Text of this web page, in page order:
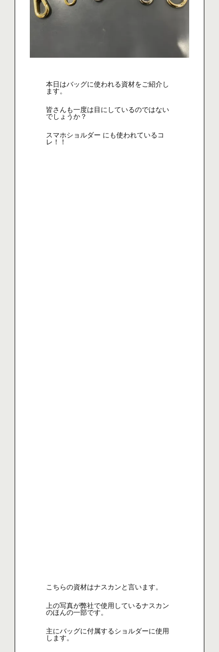
本日はバッグに使われる資材をご紹介し
ます。
皆さんも一度は目にしているのではない
でしょうか？
スマホショルダー にも使われているコ
レ！！
こちらの資材はナスカンと言います。
上の写真が弊社で使用しているナスカン
のほんの一部です。
主にバッグに付属するショルダーに使用
します。